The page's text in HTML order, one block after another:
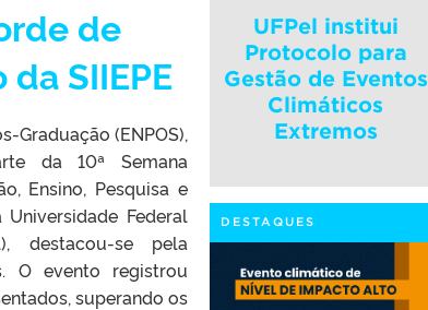
de
SIIEPE
Graduação (ENPOS),
da 10ª Semana
Ensino, Pesquisa e
Universidade Federal
destacou-se pela
O evento registrou
superando os
UFPel institui
Protocolo para
Gestão de Eventos
Climáticos
Extremos
DESTAQUES